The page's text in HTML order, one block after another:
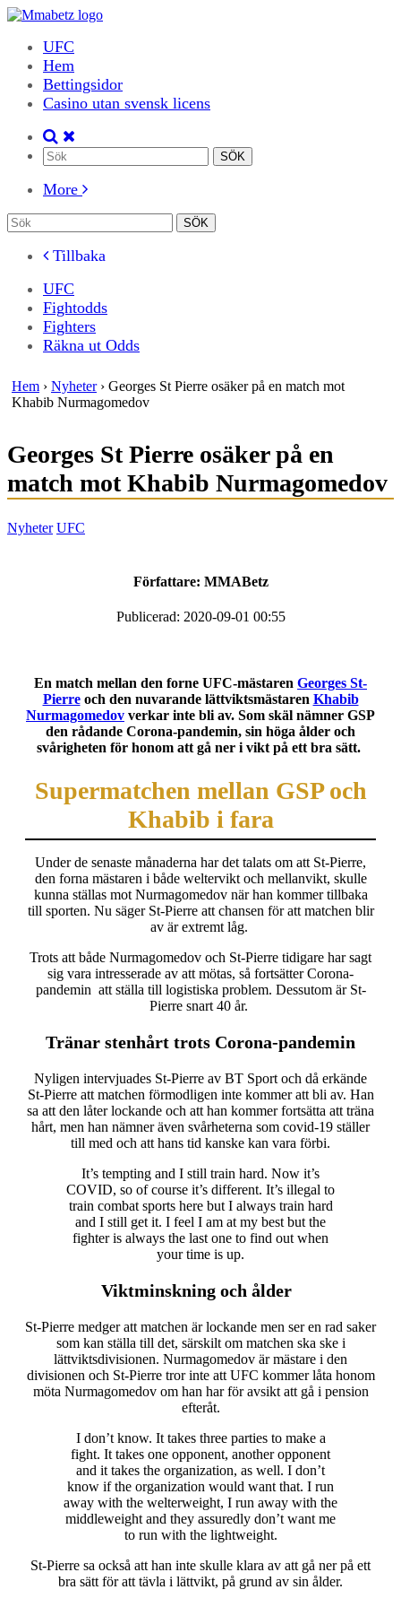
UFC
Hem
Bettingsidor
Casino utan svensk licens
More
Tillbaka
UFC
Fightodds
Fighters
Räkna ut Odds
Hem › Nyheter› Georges St Pierre osäker på en match mot
Khabib Nurmagomedov
Georges St Pierre osäker på en
match mot Khabib Nurmagomedov
Nyheter UFC
Författare: MMABetz
Publicerad: 2020-09-01 00:55
En match mellan den forne UFC-mästaren Georges St-
Pierreoch den nuvarande lättviktsmästaren Khabib
Nurmagomedov verkar inte bli av. Som skäl nämner GSP
den rådande Corona-pandemin, sin höga ålder och
svårigheten för honom att gå ner i vikt på ett bra sätt.
Supermatchen mellan GSP och
Khabib i fara
Under de senaste månaderna har det talats om att St-Pierre,
den forna mästaren i både weltervikt och mellanvikt, skulle
kunna ställas mot Nurmagomedov när han kommer tillbaka
till sporten. Nu säger St-Pierre att chansen för att matchen blir
av är extremt låg.
Trots att både Nurmagomedov och St-Pierre tidigare har sagt
sig vara intresserade av att mötas, så fortsätter Corona-
pandemin att ställa till logistiska problem. Dessutom är St-
Pierre snart 40 år.
Tränar stenhårt trots Corona-pandemin
Nyligen intervjuades St-Pierre av BT Sport och då erkände
St-Pierre att matchen förmodligen inte kommer att bli av. Han
sa att den låter lockande och att han kommer fortsätta att träna
hårt, men han nämner även svårheterna som covid-19 ställer
till med och att hans tid kanske kan vara förbi.
It’s tempting and I still train hard. Now it’s
COVID, so of course it’s different. It’s illegal to
train combat sports here but I always train hard
and I still get it. I feel I am at my best but the
fighter is always the last one to find out when
your time is up.
Viktminskning och ålder
St-Pierre medger att matchen är lockande men ser en rad saker
som kan ställa till det, särskilt om matchen ska ske i
lättviktsdivisionen. Nurmagomedov är mästare i den
divisionen och St-Pierre tror inte att UFC kommer låta honom
möta Nurmagomedov om han har för avsikt att gå i pension
efteråt.
I don’t know. It takes three parties to make a
fight. It takes one opponent, another opponent
and it takes the organization, as well. I don’t
know if the organization would want that. I run
away with the welterweight, I run away with the
middleweight and they assuredly don’t want me
to run with the lightweight.
St-Pierre sa också att han inte skulle klara av att gå ner på ett
bra sätt för att tävla i lättvikt, på grund av sin ålder.